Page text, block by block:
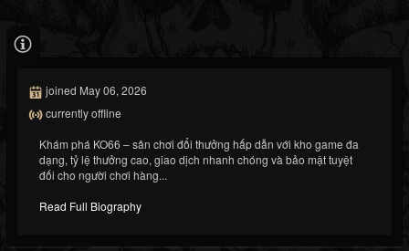
joined May 06, 2026
currently offline
Khám phá KO66 – sân chơi đổi thưởng hấp dẫn với kho game đa
dạng, tỷ lệ thưởng cao, giao dịch nhanh chóng và bảo mật tuyệt
đối cho người chơi hàng...
Read Full Biography